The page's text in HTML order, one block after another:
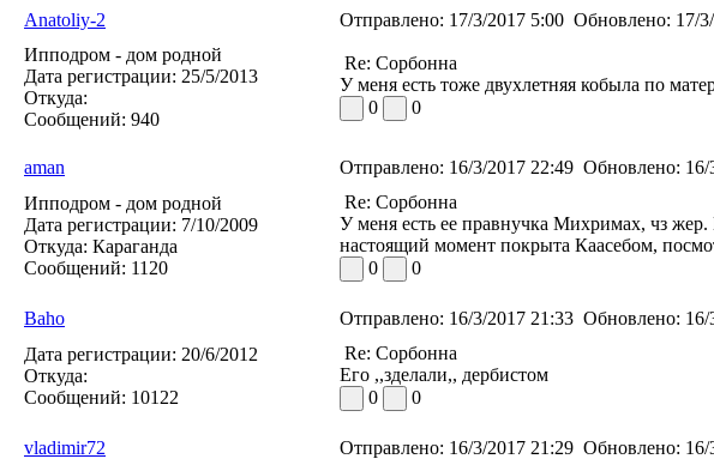
Anatoliy-2 Отправлено: 17/3/2017 5:00 Обновлено: 17/
Ипподром - дом родной
Дата регистрации: 25/5/2013
Откуда:
Сообщений: 940
Re: Сорбонна
У меня есть тоже двухлетняя кобыла по
0
0
aman Отправлено: 16/3/2017 22:49 Обновлено: 16/
Ипподром - дом родной
Дата регистрации: 7/10/2009
Откуда: Караганда
Сообщений: 1120
Re: Сорбонна
У меня есть ее правнучка Михримах, чз
настоящий момент покрыта Каасебом,
0
0
Baho Отправлено: 16/3/2017 21:33 Обновлено: 16/
Дата регистрации: 20/6/2012
Откуда:
Сообщений: 10122
Re: Сорбонна
Его ,,зделали,, дербистом
0
0
vladimir72 Отправлено: 16/3/2017 21:29 Обновлено: 16/